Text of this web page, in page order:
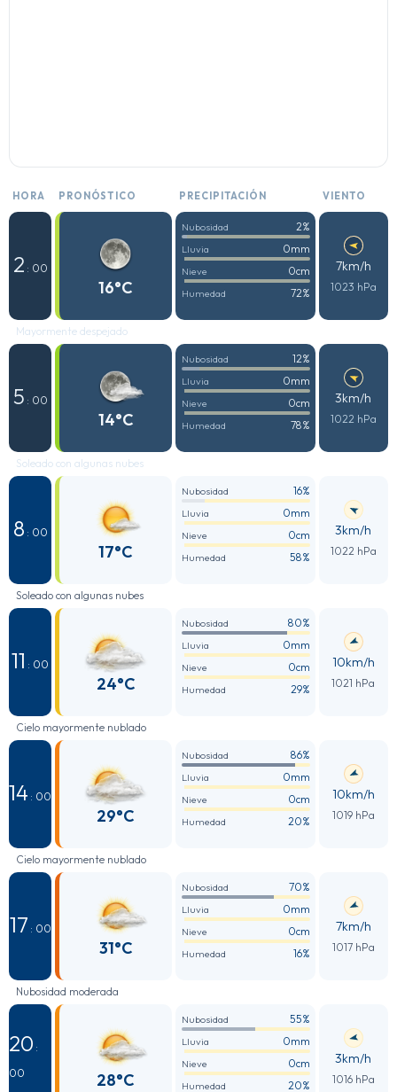
HORA PRONÓSTICO PRECIPITACIÓN VIENTO
2 : 00
16°C
Nubosidad 2%
Lluvia 0mm
Nieve 0cm
Humedad 72%
7km/h
1023 hPa
Mayormente despejado
5 : 00
14°C
Nubosidad 12%
Lluvia 0mm
Nieve 0cm
Humedad 78%
3km/h
1022 hPa
Soleado con algunas nubes
8 : 00
17°C
Nubosidad 16%
Lluvia 0mm
Nieve 0cm
Humedad 58%
3km/h
1022 hPa
Soleado con algunas nubes
11 : 00
24°C
Nubosidad 80%
Lluvia 0mm
Nieve 0cm
Humedad 29%
10km/h
1021 hPa
Cielo mayormente nublado
14 : 00
29°C
Nubosidad 86%
Lluvia 0mm
Nieve 0cm
Humedad 20%
10km/h
1019 hPa
Cielo mayormente nublado
17 : 00
31°C
Nubosidad 70%
Lluvia 0mm
Nieve 0cm
Humedad 16%
7km/h
1017 hPa
Nubosidad moderada
20 :
00
28°C
Nubosidad 55%
Lluvia 0mm
Nieve 0cm
Humedad 20%
3km/h
1016 hPa